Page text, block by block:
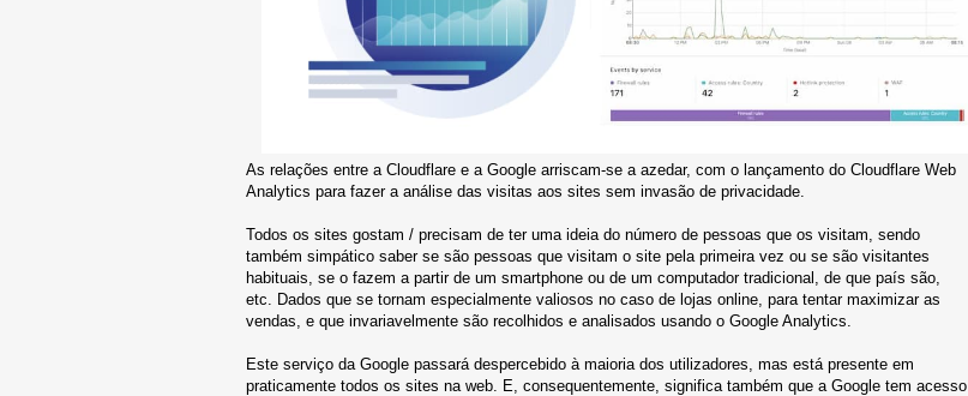
As relações entre a Cloudflare e a Google arriscam-se a azedar, com o lançamento do Cloudflare Web
Analytics para fazer a análise das visitas aos sites sem invasão de privacidade.
Todos os sites gostam / precisam de ter uma ideia do número de pessoas que os visitam, sendo
também simpático saber se são pessoas que visitam o site pela primeira vez ou se são visitantes
habituais, se o fazem a partir de um smartphone ou de um computador tradicional, de que país são,
etc. Dados que se tornam especialmente valiosos no caso de lojas online, para tentar maximizar as
vendas, e que invariavelmente são recolhidos e analisados usando o Google Analytics.
Este serviço da Google passará despercebido à maioria dos utilizadores, mas está presente em
praticamente todos os sites na web. E, consequentemente, significa também que a Google tem acesso